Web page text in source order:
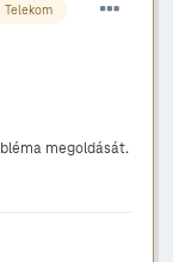
Telekom
megoldását.